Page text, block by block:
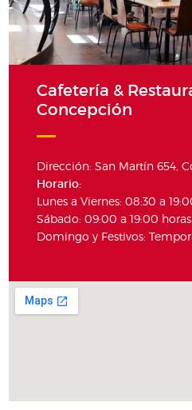
Cafetería &
Concepción
Dirección: San Martín 654,
Horario:
Lunes a Viernes: 08:30 a
Sábado: 09:00 a 19:00 horas
Domingo y Festivos: